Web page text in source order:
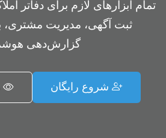
تمام ابزارهای لازم برای دفاتر
ثبت آگهی، مدیریت مشتری،
گزارش‌دهی
شروع رایگان